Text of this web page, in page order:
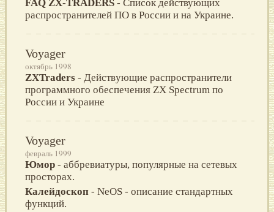
FAQ ZX-TRADERS - Список действующих
распространителей ПО в России и на Украине.
Voyager
октябрь 1998
ZXTraders - Действyющие распространители
программного обеспечения ZX Spectrum по
России и Украине
Voyager
февраль 1999
Юмор - аббревиатуры, популярные на сетевых
просторах.
Калейдоскоп - NeOS - описание стандартных
функций.